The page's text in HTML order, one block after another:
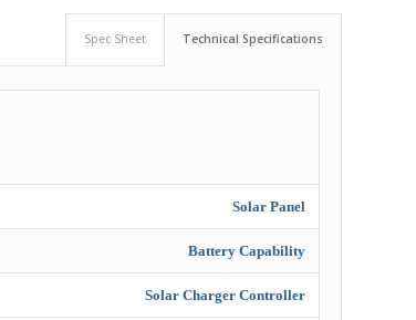
Technical Specifications
Spec Sheet
Solar Panel
Battery Capability
Solar Charger Controller